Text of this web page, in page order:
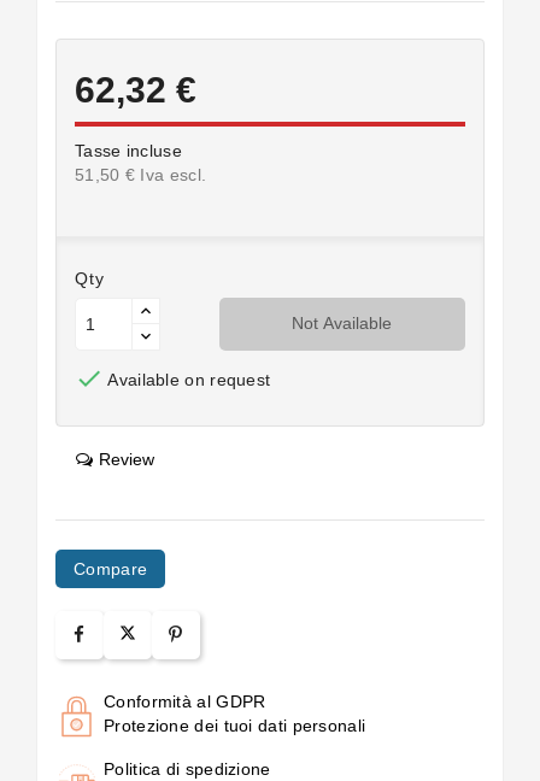
62,32 €
Tasse incluse
51,50 € Iva escl.
Qty
Not Available
 Available on request
Review
Compare
Conformità al GDPR
Protezione dei tuoi dati personali
Politica di spedizione